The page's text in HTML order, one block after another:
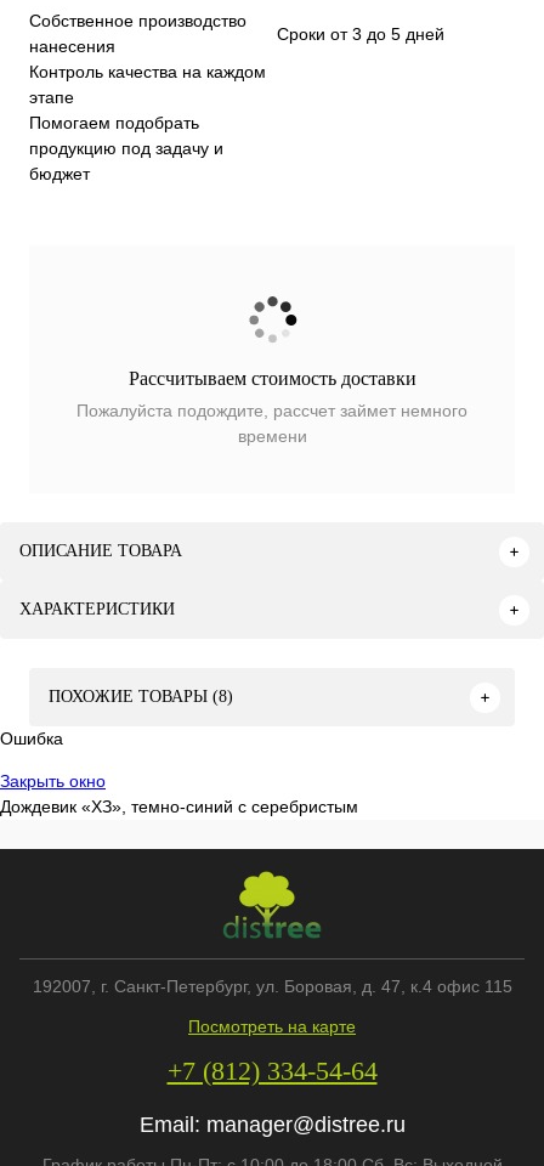
Собственное производство
нанесения
Сроки от 3 до 5 дней
Контроль качества на каждом
этапе
Помогаем подобрать
продукцию под задачу и
бюджет
Рассчитываем стоимость доставки
Пожалуйста подождите, рассчет займет немного
времени
ОПИСАНИЕ ТОВАРА
ХАРАКТЕРИСТИКИ
ПОХОЖИЕ ТОВАРЫ (8)
Ошибка
Закрыть окно
Дождевик «ХЗ», темно-синий с серебристым
192007 , г. Санкт-Петербург, ул. Боровая, д. 47, к.4 офис 115
Посмотреть на карте
+7 (812) 334-54-64
Email: manager@distree.ru